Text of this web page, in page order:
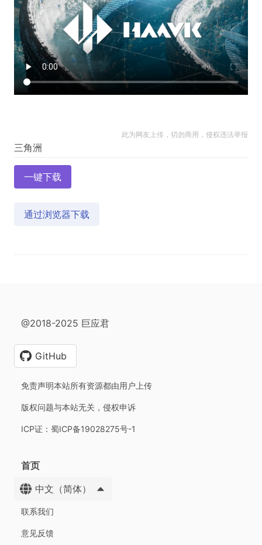
此为网友上传，切勿商用，侵权违法举报
一键下载
通过浏览器下载
@2018-2025 巨应君
GitHub
免责声明本站所有资源都由用户上传
版权问题与本站无关，侵权申诉
ICP证：蜀ICP备19028275号-1
首页
中文（简体）
联系我们
意见反馈